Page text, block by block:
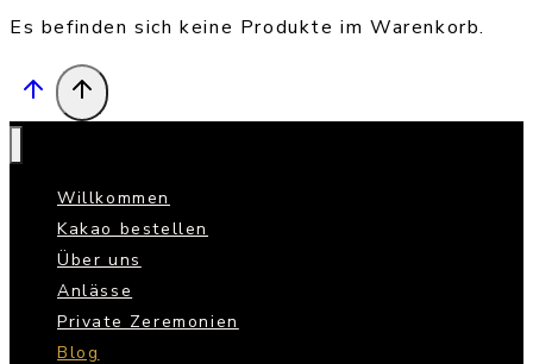
Es befinden sich keine Produkte im Warenkorb.
Willkommen
Kakao bestellen
Über uns
Anlässe
Private Zeremonien
Blog